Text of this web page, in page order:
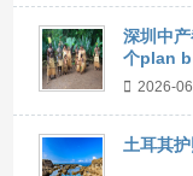
深圳中
个plan b
2026-
土耳其